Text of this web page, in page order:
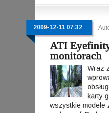
2009-12-11 07:32
ATI
monitorach
Wraz
karty
wszystkie modele